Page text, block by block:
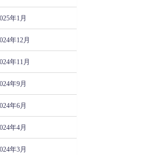
年1月
年12月
年11月
年9月
年6月
年4月
年3月